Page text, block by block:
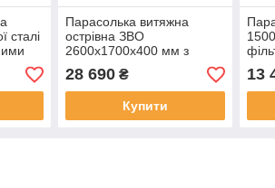
сталі
Парасолька витяжна
острівна ЗВО
2600х1700х400 мм з
жироуловлювальними
фільтрами з неіржавкої
сталі
28 690₴
Купити
13